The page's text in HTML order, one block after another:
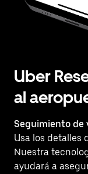
Uber
al
Seguimiento de
Usa los detalles
Nuestra
ayudará a